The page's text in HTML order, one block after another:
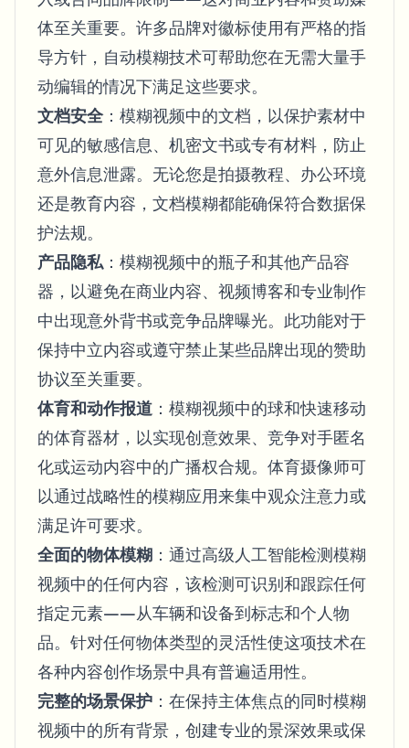
体至关重要。许多品牌对徽标使用有严格的指
导方针，自动模糊技术可帮助您在无需大量手
动编辑的情况下满足这些要求。
文档安全：模糊视频中的文档，以保护素材中
可见的敏感信息、机密文书或专有材料，防止
意外信息泄露。无论您是拍摄教程、办公环境
还是教育内容，文档模糊都能确保符合数据保
护法规。
产品隐私：模糊视频中的瓶子和其他产品容
器，以避免在商业内容、视频博客和专业制作
中出现意外背书或竞争品牌曝光。此功能对于
保持中立内容或遵守禁止某些品牌出现的赞助
协议至关重要。
体育和动作报道 ：模糊视频中的球和快速移动
的体育器材，以实现创意效果、竞争对手匿名
化或运动内容中的广播权合规。体育摄像师可
以通过战略性的模糊应用来集中观众注意力或
满足许可要求。
全面的物体模糊 ：通过高级人工智能检测模糊
视频中的任何内容，该检测可识别和跟踪任何
指定元素——从车辆和设备到标志和个人物
品。针对任何物体类型的灵活性使这项技术在
各种内容创作场景中具有普遍适用性。
完整的场景保护 ：在保持主体焦点的同时模糊
视频中的所有背景，创建专业的景深效果或保